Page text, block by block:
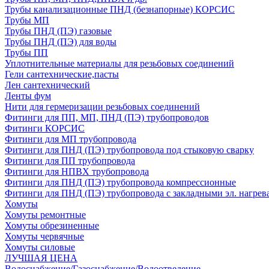
Трубы канализационные ПНД (безнапорные) КОРСИС
Трубы МП
Трубы ПНД (ПЭ) газовые
Трубы ПНД (ПЭ) для воды
Трубы ПП
Уплотнительные материалы для резьбовых соединений
Гели сантехнические,пасты
Лен сантехнический
Ленты фум
Нити для гермеризации резьбовых соединений
Фитинги для ПП, МП, ПНД (ПЭ) трубопроводов
Фитинги КОРСИС
Фитинги для МП трубопровода
Фитинги для ПНД (ПЭ) трубопровода под стыковую сварку
Фитинги для ПП трубопровода
Фитинги для НПВХ трубопровода
Фитинги для ПНД (ПЭ) трубопровода компрессионные
Фитинги для ПНД (ПЭ) трубопровода с закладными эл.
Хомуты
Хомуты ремонтные
Хомуты обрезиненные
Хомуты червячные
Хомуты силовые
ЛУЧШАЯ ЦЕНА